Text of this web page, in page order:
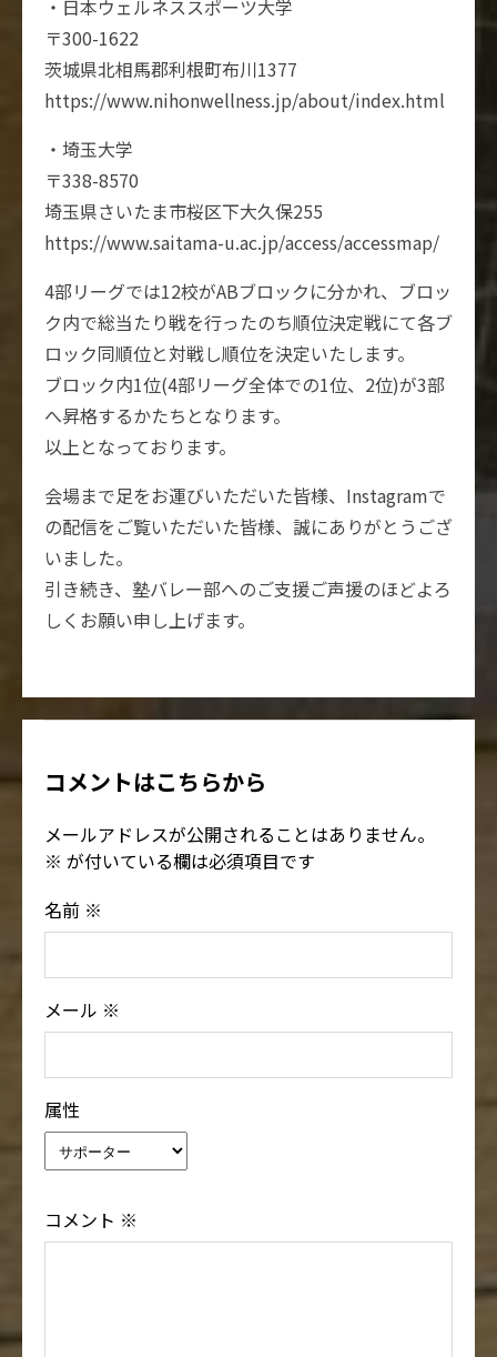
・日本ウェルネススポーツ大学
〒300-1622
茨城県北相馬郡利根町布川1377
https://www.nihonwellness.jp/about/index.html
・埼玉大学
〒338-8570
埼玉県さいたま市桜区下大久保255
https://www.saitama-u.ac.jp/access/accessmap/
4部リーグでは12校がABブロックに分かれ、ブロッ
ク内で総当たり戦を行ったのち順位決定戦にて各ブ
ロック同順位と対戦し順位を決定いたします。
ブロック内1位(4部リーグ全体での1位、2位)が3部
へ昇格するかたちとなります。
以上となっております。
会場まで足をお運びいただいた皆様、Instagramで
の配信をご覧いただいた皆様、誠にありがとうござ
いました。
引き続き、塾バレー部へのご支援ご声援のほどよろ
しくお願い申し上げます。
コメントはこちらから
メールアドレスが公開されることはありません。
※ が付いている欄は必須項目です
名前 ※
メール ※
属性
コメント ※